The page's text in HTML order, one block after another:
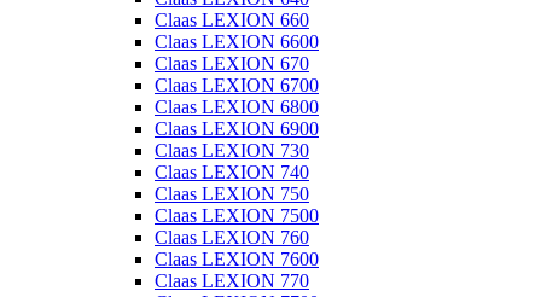
Claas LEXION 660
Claas LEXION 6600
Claas LEXION 670
Claas LEXION 6700
Claas LEXION 6800
Claas LEXION 6900
Claas LEXION 730
Claas LEXION 740
Claas LEXION 750
Claas LEXION 7500
Claas LEXION 760
Claas LEXION 7600
Claas LEXION 770